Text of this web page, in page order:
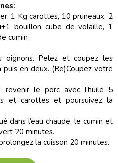
1 Kg carottes, 10 pruneaux, 2
bouillon cube de volaille, 1
cumin
Pelez et coupez les
en deux. (Re)Coupez votre
le porc avec l’huile 5
et carottes et poursuivez la
dans l’eau chaude, le cumin et
20 minutes.
la cuisson 20 minutes.